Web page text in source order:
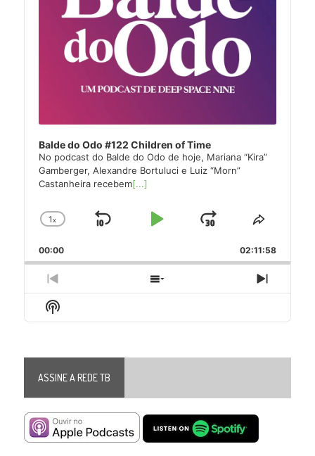
Balde do Odo #122 Children of Time
No podcast do Balde do Odo de hoje, Mariana “Kira”
Gamberger, Alexandre Bortuluci e Luiz “Morn”
Castanheira recebem[...]
Change
Rate
1x
Skip
Play
Jump
Forward
Share
Episode
00:00 02:11:58
Previous
Episode
Show
Episodes
Next
Episode
Show
Podcast
ASSINE A REDE TB